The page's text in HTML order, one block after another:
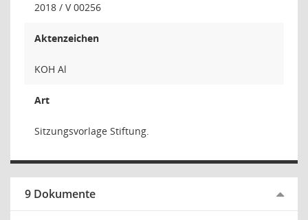
2018 / V 00256
Aktenzeichen
KOH Al
Art
Sitzungsvorlage Stiftung.
9 Dokumente